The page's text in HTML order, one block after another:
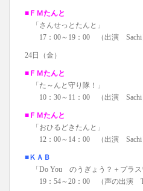
■ＦＭたんと
「さんせっとたんと」
17：00～19：00 （出演 Sachi
24日（金）
■ＦＭたんと
「た～んと守り隊！」
10：30～11：00 （出演 Sachi
■ＦＭたんと
「おひるどきたんと」
12：00～14：00 （出演 Sachi
■ＫＡＢ
「Do You のうぎょう？＋プラス
19：54～20：00 （声の出演